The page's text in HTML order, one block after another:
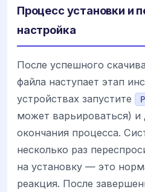
Процесс установки и
настройка
После успешного
файла наступает этап
устройствах запустите
может варьироваться) и
окончания процесса.
несколько раз
на установку — это
реакция. После